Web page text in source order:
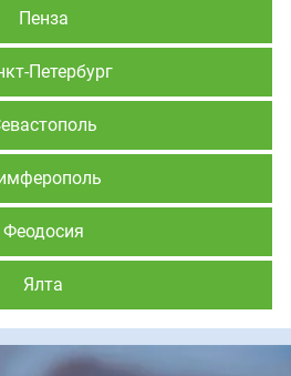
Пенза
Петербург
Феодосия
Ялта